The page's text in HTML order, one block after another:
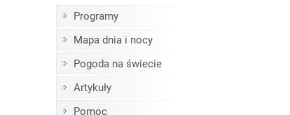
Programy
Mapa dnia i nocy
Pogoda na świecie
Artykuły
Pomoc